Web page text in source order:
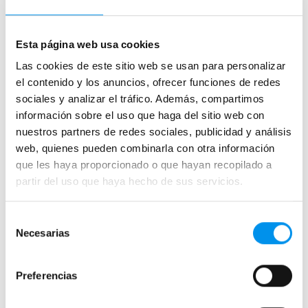
Esta página web usa cookies
Las cookies de este sitio web se usan para personalizar
el contenido y los anuncios, ofrecer funciones de redes
sociales y analizar el tráfico. Además, compartimos
información sobre el uso que haga del sitio web con
nuestros partners de redes sociales, publicidad y análisis
web, quienes pueden combinarla con otra información
que les haya proporcionado o que hayan recopilado a
partir del uso que haya hecho de sus servicios.
Necesarias
Preferencias
Si te gustaaprovechar cada centímetroen una
también! Y uno de esos elementos que puede encajar a
mamparas de ducha semicirculares con perfil plata
brillo. Estas son mucho más que un elemento funcional,